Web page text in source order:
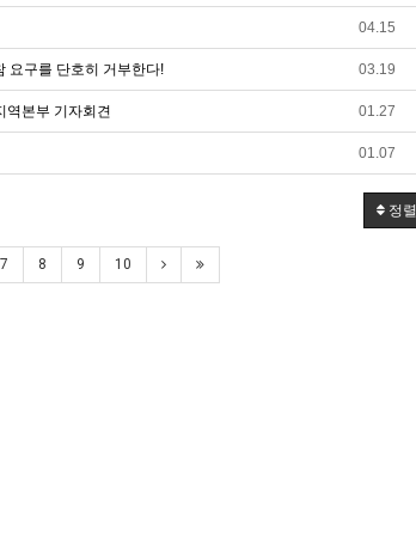
04.15
요구를 단호히 거부한다! 03.19
역본부 기자회견 01.27
01.07
정렬
7 8 9 10